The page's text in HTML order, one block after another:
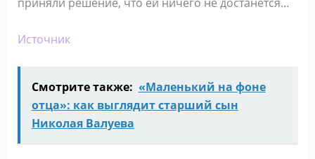
Источник
Смотрите также: «Маленький на фоне
отца»: как выглядит старший сын
Николая Валуева